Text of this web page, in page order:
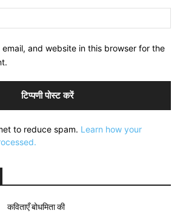
email, and website in this browser for the
to reduce spam. Learn how your
कविताएँ बोधमिता की